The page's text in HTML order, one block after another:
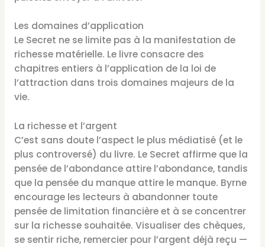
Les domaines d’application
Le Secret ne se limite pas à la manifestation de
richesse matérielle. Le livre consacre des
chapitres entiers à l’application de la loi de
l’attraction dans trois domaines majeurs de la
vie.
La richesse et l’argent
C’est sans doute l’aspect le plus médiatisé (et le
plus controversé) du livre. Le Secret affirme que la
pensée de l’abondance attire l’abondance, tandis
que la pensée du manque attire le manque. Byrne
encourage les lecteurs à abandonner toute
pensée de limitation financière et à se concentrer
sur la richesse souhaitée. Visualiser des chèques,
se sentir riche, remercier pour l’argent déjà reçu —